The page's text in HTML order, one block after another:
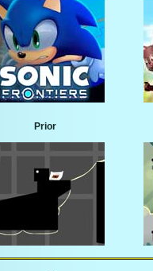
Prior